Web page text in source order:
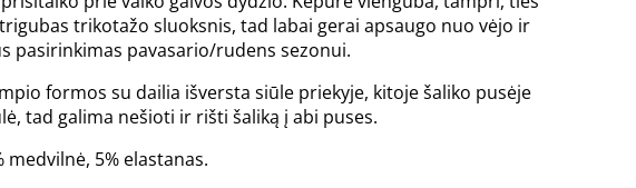
trikotažo sluoksnis, tad labai gerai apsaugo nuo vėjo ir
pasirinkimas pavasario/rudens sezonui.
formos su dailia išversta siūle priekyje, kitoje šaliko pusėje
tad galima nešioti ir rišti šaliką į abi puses.
medvilnė, 5% elastanas.